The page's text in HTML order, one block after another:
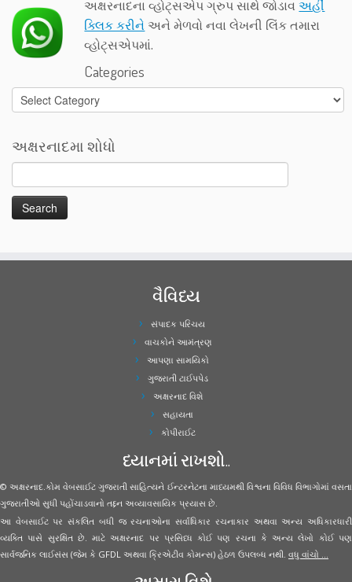
અક્ષરનાદના વ્હોટ્સએપ ગ્રુપ સાથે જોડાવઅહીં
ક્લિક કરીને અને મેળવો નવા લેખની લિંક તમારા
વ્હોટ્સએપમાં.
Categories
Categories
અક્ષરનાદમા શોધો
વૈવિધ્ય
સંપાદક પરિચય
વાચકોને આમંત્રણ
આપણા સામયિકો
ગુજરાતી ટાઈપપેડ
અક્ષરનાદ વિશે
સહાયતા
કોપીરાઈટ
ધ્યાનમાં રાખશો..
© અક્ષરનાદ.કોમ વેબસાઈટ ગુજરાતી સાહિત્યને ઈન્ટરનેટના માધ્યમથી વિશ્વના વિવિધ વિભાગોમાં વસતા
ગુજરાતીઓ સુધી પહોંચાડવાનો તદ્દન અવ્યાવસાયિક પ્રયાસ છે.
આ વેબસાઈટ પર સંકલિત બધી જ રચનાઓના સર્વાધિકાર રચનાકાર અથવા અન્ય અધિકારધારી
વ્યક્તિ પાસે સુરક્ષિત છે. માટે અક્ષરનાદ પર પ્રસિધ્ધ કોઈ પણ રચના કે અન્ય લેખો કોઈ પણ
સાર્વજનિક લાઈસંસ (જેમ કે GFDL અથવા ક્રિએટીવ કોમન્સ) હેઠળ ઉપલબ્ધ નથી. વધુ વાંચો ...